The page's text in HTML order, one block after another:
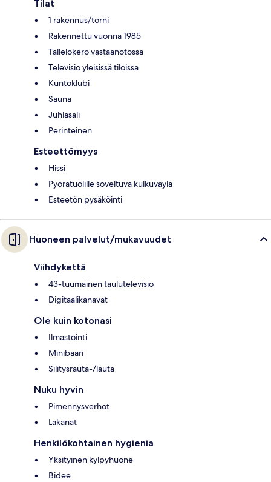
Tilat
1 rakennus/torni
Rakennettu vuonna 1985
Tallelokero vastaanotossa
Televisio yleisissä tiloissa
Kuntoklubi
Sauna
Juhlasali
Perinteinen
Esteettömyys
Hissi
Pyörätuolille soveltuva kulkuväylä
Esteetön pysäköinti
Huoneen palvelut/mukavuudet
Viihdykettä
43-tuumainen taulutelevisio
Digitaalikanavat
Ole kuin kotonasi
Ilmastointi
Minibaari
Silitysrauta-/lauta
Nuku hyvin
Pimennysverhot
Lakanat
Henkilökohtainen hygienia
Yksityinen kylpyhuone
Bidee